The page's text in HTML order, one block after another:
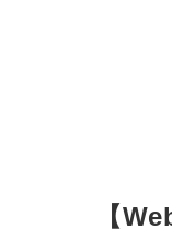
【